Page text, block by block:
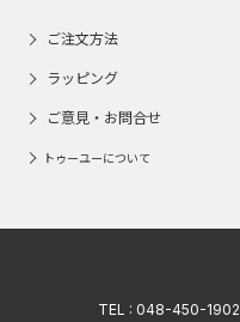
ご注文方法
ラッピング
ご意見・お問合せ
トゥーユーについて
TEL : 048-450-1902